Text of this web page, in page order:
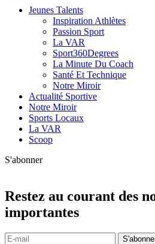
Jeunes Talents
Inspiration Athlètes
Passion Sport
La VAR
Sport360Degrees
La Minute Du Coach
Santé Et Technique
Notre Miroir
Actualité Sportive
Notre Miroir
Sports Locaux
La VAR
Scoop
S'abonner
Restez au courant des
importantes